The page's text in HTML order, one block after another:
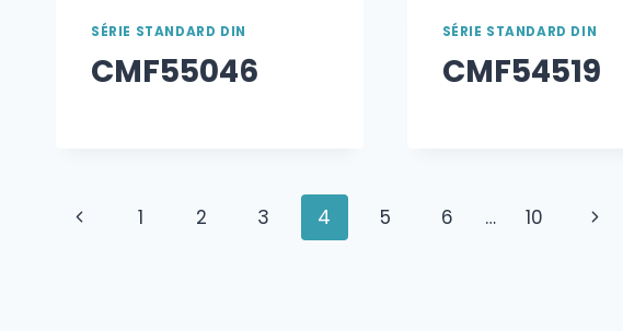
SÉRIE STANDARD DIN
CMF55046
SÉRIE STANDARD DIN
CMF54519
Navigation
Page
1 2 3 4 5 6 … 10
Page